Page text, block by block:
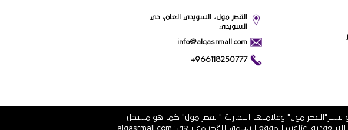
[…]
ورغبات عملائها.
القصر مول، السويدي العام، حي
السويدي
info@alqasrmall.com
+966118250777
مول" وعلامتها التجارية "القصر مول" كما هو مسجل
في الشهادة الرسمية رقم 1010251639 الصادرة عن وزارة التجارة والاستثمار في المملكة العربية السعودية. عناوين الموقع الرسمي للقصر مول هي: alqasrmall.com